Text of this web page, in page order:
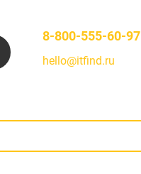
8-800-555-60-97
hello@itfind.ru